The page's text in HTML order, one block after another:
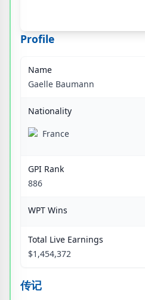
Profile
Name
Gaelle Baumann
Nationality
France
GPI Rank
886
WPT Wins
Total Live Earnings
$1,454,372
传记